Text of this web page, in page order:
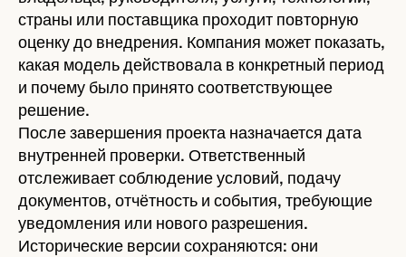
страны или поставщика проходит повторную
оценку до внедрения. Компания может показать,
какая модель действовала в конкретный период
и почему было принято соответствующее
решение.
После завершения проекта назначается дата
внутренней проверки. Ответственный
отслеживает соблюдение условий, подачу
документов, отчётность и события, требующие
уведомления или нового разрешения.
Исторические версии сохраняются: они